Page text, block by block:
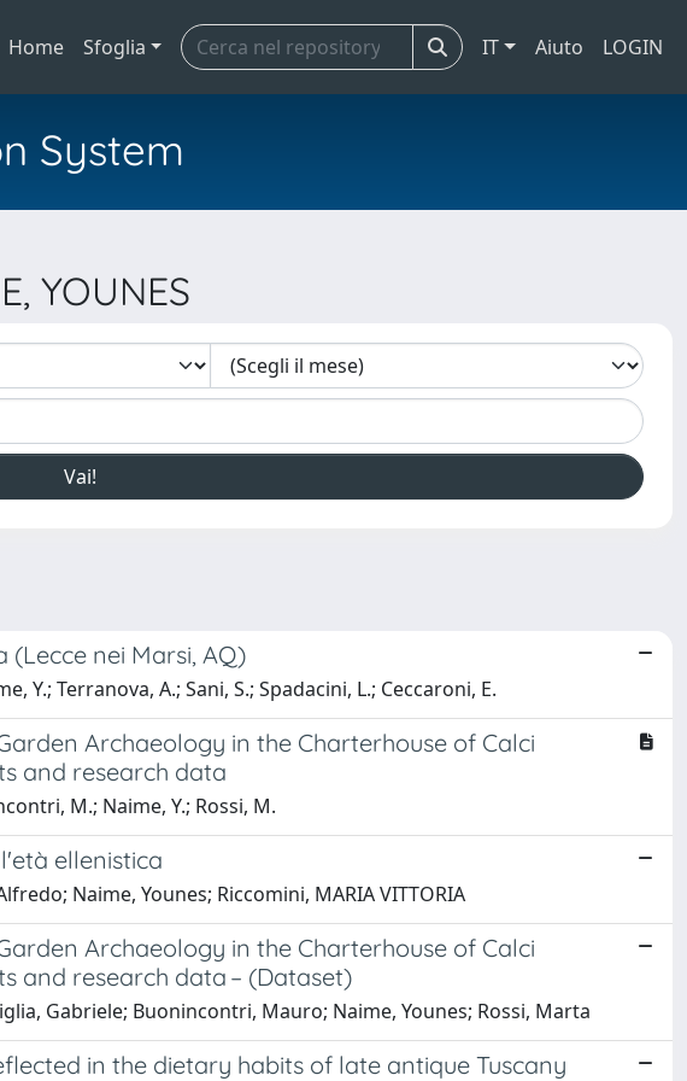
Home Sfoglia IT Aiuto LOGIN
System
YOUNES
(Lecce nei Marsi, AQ)
Y.; Terranova, A.; Sani, S.; Spadacini, L.; Ceccaroni, E.
Archaeology in the Charterhouse of Calci
and research data
M.; Naime, Y.; Rossi, M.
ellenistica
Naime, Younes; Riccomini, MARIA VITTORIA
Archaeology in the Charterhouse of Calci
and research data – (Dataset)
Gabriele; Buonincontri, Mauro; Naime, Younes; Rossi, Marta
in the dietary habits of late antique Tuscany